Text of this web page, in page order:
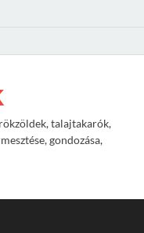
talajtakarók,
gondozása,